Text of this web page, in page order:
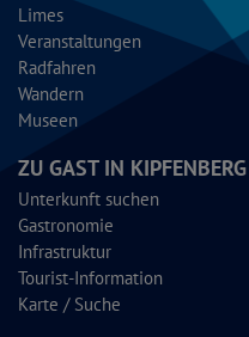
Limes
Veranstaltungen
Radfahren
Wandern
Museen
ZU GAST IN KIPFENBERG
Unterkunft suchen
Gastronomie
Infrastruktur
Tourist-Information
Karte / Suche